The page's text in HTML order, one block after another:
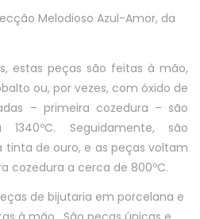
Melodioso Azul-Amor, da
estas peças são feitas à mão,
ou, por vezes, com óxido de
– primeira cozedura – são
Seguidamente, são
tinta de ouro, e as peças voltam
cozedura a cerca de 800ºC.
de bijutaria em porcelana e